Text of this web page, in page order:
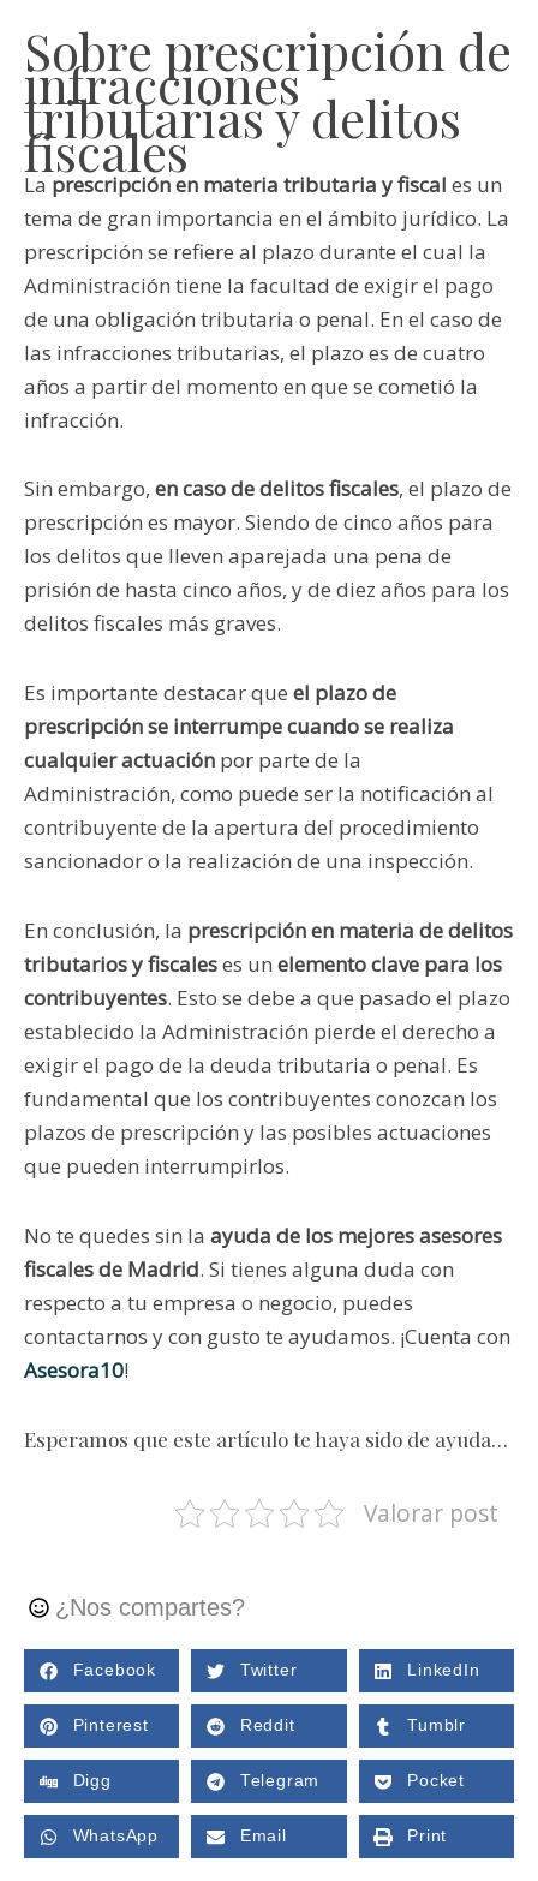
Sobre prescripción de
infracciones
tributarias y delitos
fiscales
La prescripción en materia tributaria y fiscal es un
tema de gran importancia en el ámbito jurídico. La
prescripción se refiere al plazo durante el cual la
Administración tiene la facultad de exigir el pago
de una obligación tributaria o penal. En el caso de
las infracciones tributarias, el plazo es de cuatro
años a partir del momento en que se cometió la
infracción.
Sin embargo, en caso de delitos fiscales, el plazo de
prescripción es mayor. Siendo de cinco años para
los delitos que lleven aparejada una pena de
prisión de hasta cinco años, y de diez años para los
delitos fiscales más graves.
Es importante destacar que el plazo de
prescripción se interrumpe cuando se realiza
cualquier actuación por parte de la
Administración, como puede ser la notificación al
contribuyente de la apertura del procedimiento
sancionador o la realización de una inspección.
En conclusión, la prescripción en materia de delitos
tributarios y fiscaleses un elemento clave para los
contribuyentes. Esto se debe a que pasado el plazo
establecido la Administración pierde el derecho a
exigir el pago de la deuda tributaria o penal. Es
fundamental que los contribuyentes conozcan los
plazos de prescripción y las posibles actuaciones
que pueden interrumpirlos.
No te quedes sin la ayuda de los mejores asesores
fiscales de Madrid. Si tienes alguna duda con
respecto a tu empresa o negocio, puedes
contactarnos y con gusto te ayudamos. ¡Cuenta con
Asesora10!
Esperamos que este artículo te haya sido de ayuda…
Valorar post
¿Nos compartes?
Facebook Twitter LinkedIn
Pinterest Reddit Tumblr
Digg Telegram Pocket
WhatsApp Email Print